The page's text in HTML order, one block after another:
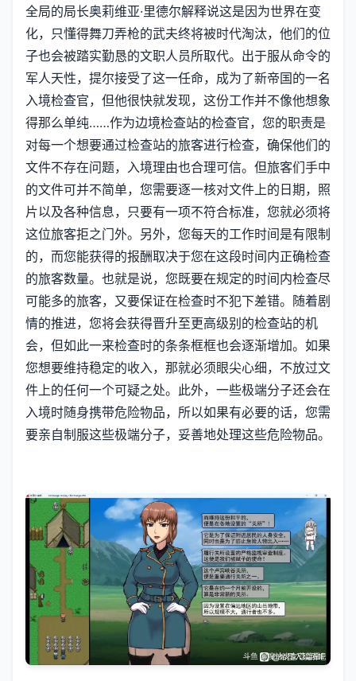
全局的局长奥莉维亚·里德尔解释说这是因为世界在变
化，只懂得舞刀弄枪的武夫终将被时代淘汰，他们的位
子也会被踏实勤恳的文职人员所取代。出于服从命令的
军人天性，提尔接受了这一任命，成为了新帝国的一名
入境检查官，但他很快就发现，这份工作并不像他想象
得那么单纯……作为边境检查站的检查官，您的职责是
对每一个想要通过检查站的旅客进行检查，确保他们的
文件不存在问题，入境理由也合理可信。但旅客们手中
的文件可并不简单，您需要逐一核对文件上的日期，照
片以及各种信息，只要有一项不符合标准，您就必须将
这位旅客拒之门外。另外，您每天的工作时间是有限制
的，而您能获得的报酬取决于您在这段时间内正确检查
的旅客数量。也就是说，您既要在规定的时间内检查尽
可能多的旅客，又要保证在检查时不犯下差错。随着剧
情的推进，您将会获得晋升至更高级别的检查站的机
会，但如此一来检查时的条条框框也会逐渐增加。如果
您想要维持稳定的收入，那就必须眼尖心细，不放过文
件上的任何一个可疑之处。此外，一些极端分子还会在
入境时随身携带危险物品，所以如果有必要的话，您需
要亲自制服这些极端分子，妥善地处理这些危险物品。